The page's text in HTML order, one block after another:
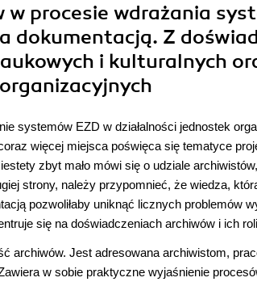
w procesie wdrażania
dokumentacją. Z
i kulturalnych
systemów EZD w działalności jednostek
więcej miejsca poświęca się tematyce
zbyt mało mówi się o udziale
strony, należy przypomnieć, że wiedza,
pozwoliłaby uniknąć licznych problemów
się na doświadczeniach archiwów i ich
archiwów. Jest adresowana archiwistom,
w sobie praktyczne wyjaśnienie